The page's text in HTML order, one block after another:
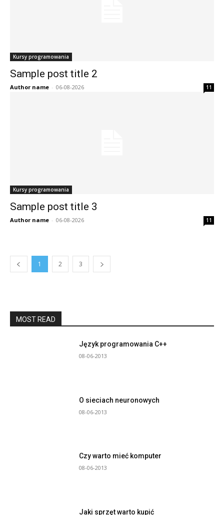
Kursy programowania
Sample post title 2
Author name - 06-08-2026 11
Kursy programowania
Sample post title 3
Author name - 06-08-2026 11
1 2 3
MOST READ
Język programowania C++
08-06-2013
O sieciach neuronowych
08-06-2013
Czy warto mieć komputer
08-06-2013
Jaki sprzęt warto kupić